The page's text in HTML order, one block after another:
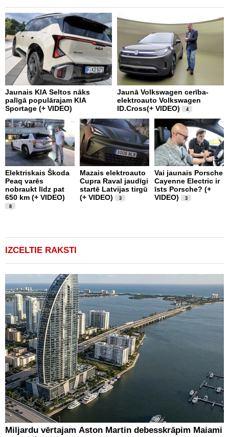
Jaunais KIA Seltos nāks
palīgā populārajam KIA
Sportage (+ VIDEO)
Jaunā Volkswagen cerība-
elektroauto Volkswagen
ID.Cross(+ VIDEO)
4
Elektriskais Škoda
Peaq varēs
nobraukt līdz pat
650 km (+ VIDEO)
8
Mazais elektroauto
Cupra Raval jaudīgi
startē Latvijas tirgū
(+ VIDEO)
3
Vai jaunais Porsche
Cayenne Electric ir
īsts Porsche? (+
VIDEO)
3
IZCELTIE RAKSTI
Miljardu vērtajam Aston Martin debesskrāpim Maiami